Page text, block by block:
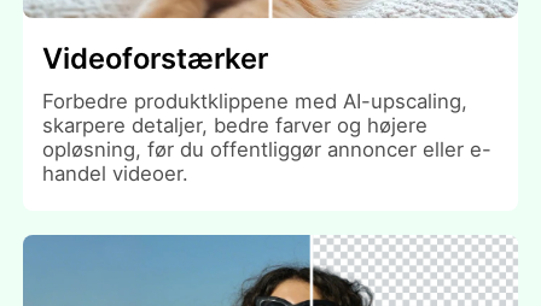
Videoforstærker
Forbedre produktklippene med AI-upscaling,
skarpere detaljer, bedre farver og højere
opløsning, før du offentliggør annoncer eller e-
handel videoer.